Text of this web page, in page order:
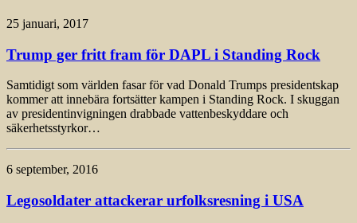
25 januari, 2017
Trump ger fritt fram för DAPL i Standing Rock
Samtidigt som världen fasar för vad Donald Trumps presidentskap
kommer att innebära fortsätter kampen i Standing Rock. I skuggan
av presidentinvigningen drabbade vattenbeskyddare och
säkerhetsstyrkor…
6 september, 2016
Legosoldater attackerar urfolksresning i USA